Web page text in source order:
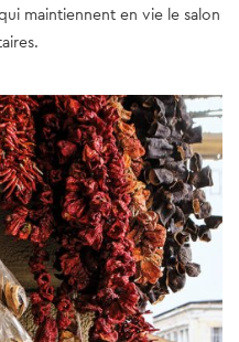
maintiennent en vie le salon